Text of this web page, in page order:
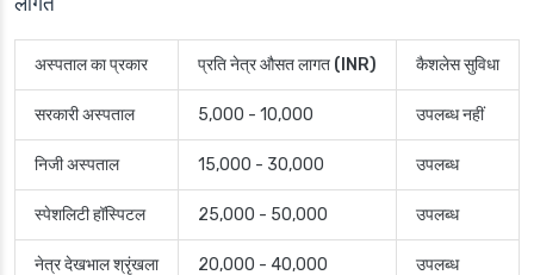
अस्पताल का प्रकार प्रति नेत्र औसत लागत (INR) कैशलेस सुविधा
सरकारी अस्पताल 5,000 - 10,000 उपलब्ध नहीं
निजी अस्पताल 15,000 - 30,000 उपलब्ध
स्पेशलिटी हॉस्पिटल 25,000 - 50,000 उपलब्ध
नेत्र देखभाल श्रृंखला 20,000 - 40,000 उपलब्ध